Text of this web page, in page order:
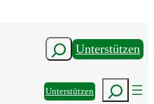
SuchenUnterstützen
UnterstützenSuchen